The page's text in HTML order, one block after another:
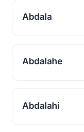
Abdala
Abdalahe
Abdalahi